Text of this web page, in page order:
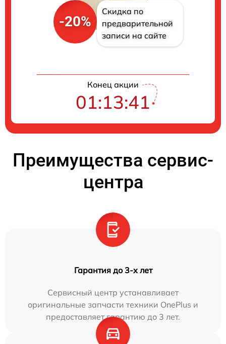
-20%
Скидка по
предварительной
записи на сайте
Конец акции
01:13:41
Преимущества сервис-
центра
Гарантия до 3-х лет
Сервисный центр устанавливает
оригинальные запчасти техники OnePlus и
предоставляет гарантию до 3 лет.